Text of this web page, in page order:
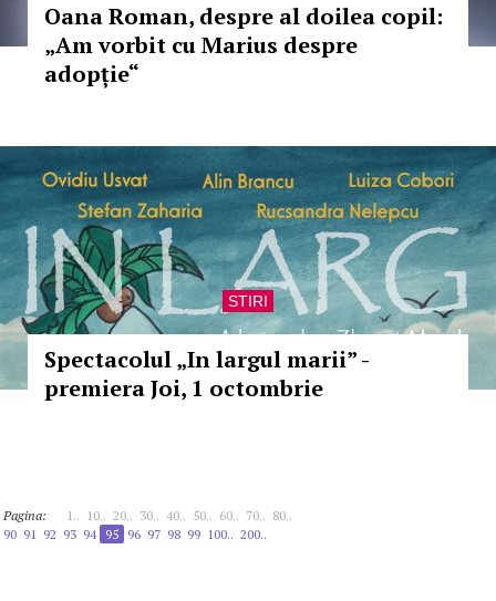
Oana Roman, despre al doilea copil:
„Am vorbit cu Marius despre
adopție“
STIRI
Spectacolul „In largul marii” -
premiera Joi, 1 octombrie
Pagina: 1.. 10.. 20.. 30.. 40.. 50.. 60.. 70.. 80..
90 91 92 93 94 95 96 97 98 99 100.. 200..